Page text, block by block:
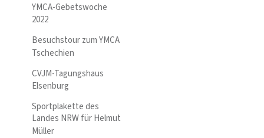
YMCA-Gebetswoche
2022
Besuchstour zum YMCA
Tschechien
CVJM-Tagungshaus
Elsenburg
Sportplakette des
Landes NRW für Helmut
Müller